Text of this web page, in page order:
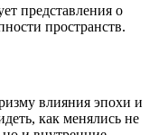
представления о
пространств.
влияния эпохи и
как менялись не